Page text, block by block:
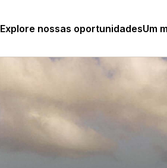
Explore nossas oportunidadesUm